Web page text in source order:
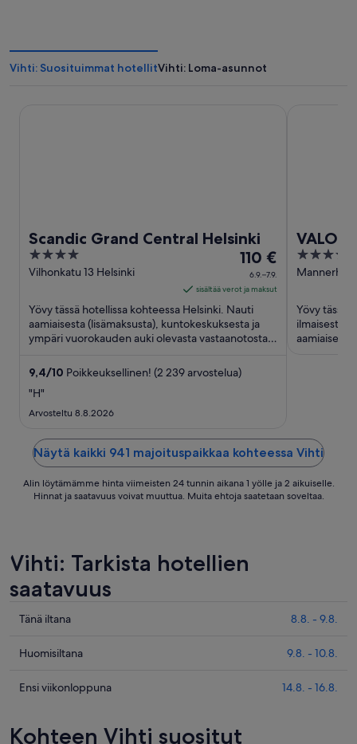
Vihti: Suosituimmat hotellitVihti: Loma-asunnot
Scandic Grand Central Helsinki
4
out
5
Vilhonkatu 13 Helsinki
Hinta
on
110 €
per
yö
ajalle
viiva
110 €
6.9.–7.9.
sisältää verot ja maksut
Yövy tässä hotellissa kohteessa Helsinki. Nauti
aamiaisesta (lisämaksusta), kuntokeskuksesta ja
ympäri vuorokauden auki olevasta vastaanotosta.
9,4/10 Poikkeuksellinen! (2 239 arvostelua)
"H"
Arvosteltu 8.8.2026
VALO
4
out
5
Yövy tässä
ilmaisesta
Näytä kaikki 941 majoituspaikkaa kohteessa Vihti
Alin löytämämme hinta viimeisten 24 tunnin aikana 1 yölle ja 2 aikuiselle.
Hinnat ja saatavuus voivat muuttua. Muita ehtoja saatetaan soveltaa.
Vihti: Tarkista hotellien
saatavuus
Tarkista
Vihti
täksi
8.8.
Tänä iltana 8.8. - 9.8.
Tarkista
Vihti
eli
Huomisiltana 9.8. - 10.8.
Tarkista
hinnat
Ensi viikonloppuna 14.8. - 16.8.
Kohteen Vihti suositut